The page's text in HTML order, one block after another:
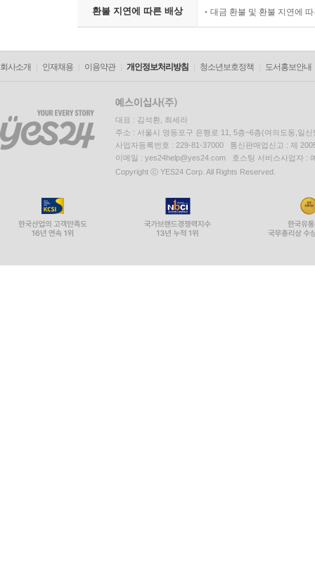
환불 지연에 따른 배상 대금 환불 및 환불 지연에
회사소개 인재채용 이용약관 개인정보처리방침 청소년보호정책 도서홍보안내
대표 : 김석환, 최세라
주소 : 서울시 영등포구 은행로 11, 5층~6층(여의도동,일신
사업자등록번호 : 229-81-37000 통신판매업신고 : 제
이메일 : yes24help@yes24.com 호스팅 서비스사업자 :
Copyright ⓒ YES24 Corp. All Rights Reserved.